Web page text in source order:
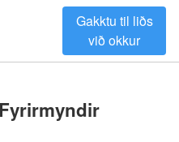
Gakktu til liðs
við okkur
Fyrirmyndir